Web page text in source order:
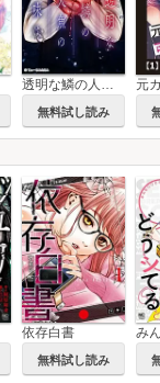
透明な鱗の人魚の味は【分冊版】
無料試し読み
依存白書
無料試し読み